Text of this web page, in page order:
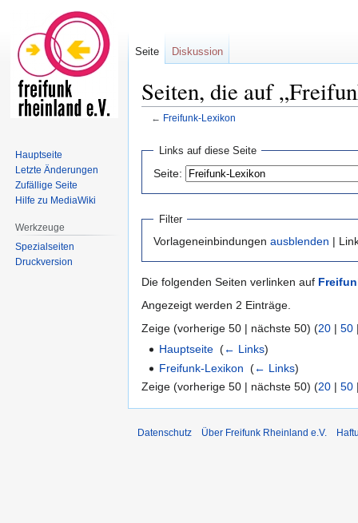
Seiten, die auf
← Freifunk-Lexikon
Navigation
springen
springen
Links auf diese Seite
Seite:
Filter
Vorlageneinbindungen ausblenden |
Die folgenden Seiten verlinken auf
Angezeigt werden 2 Einträge.
Zeige (vorherige 50 | nächste 50) (20 | 50
Hauptseite ‎(← Links)
Freifunk-Lexikon ‎(← Links)
Zeige (vorherige 50 | nächste 50) (20 | 50
Seite Diskussion
Hauptseite
Letzte Änderungen
Zufällige Seite
Hilfe zu MediaWiki
Werkzeuge
Spezialseiten
Druckversion
Datenschutz Über Freifunk Rheinland e.V.